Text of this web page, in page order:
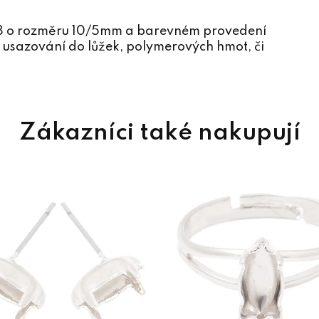
rozměru 10/5mm a barevném provedení
do lůžek, polymerových hmot, či